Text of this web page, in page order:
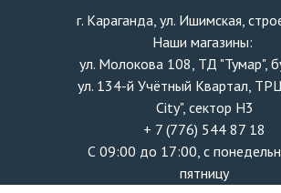
г. Караганда, ул. Ишимская,
Наши магазины:
ул. Молокова 108, ТД "Тумар",
ул. 134-й Учётный Квартал,
City", сектор H3
+ 7 (776) 544 87 18
С 09:00 до 17:00, с
пятницу